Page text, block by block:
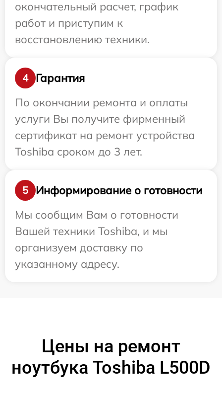
окончательный расчет, график
работ и приступим к
восстановлению техники.
4
Гарантия
По окончании ремонта и оплаты
услуги Вы получите фирменный
сертификат на ремонт устройства
Toshiba сроком до 3 лет.
5
Информирование о готовности
Мы сообщим Вам о готовности
Вашей техники Toshiba, и мы
организуем доставку по
указанному адресу.
Цены на ремонт
ноутбука Toshiba L500D